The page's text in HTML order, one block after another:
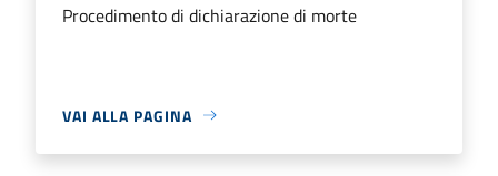
Procedimento di dichiarazione di morte
VAI ALLA PAGINA